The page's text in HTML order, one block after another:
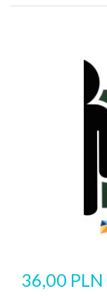
36,00 PLN